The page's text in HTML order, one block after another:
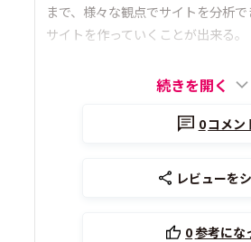
まで、様々な観点でサイトを分析
サイトを作っていくことが出来る。
続きを開く
0コメン
レビューを
0参考にな